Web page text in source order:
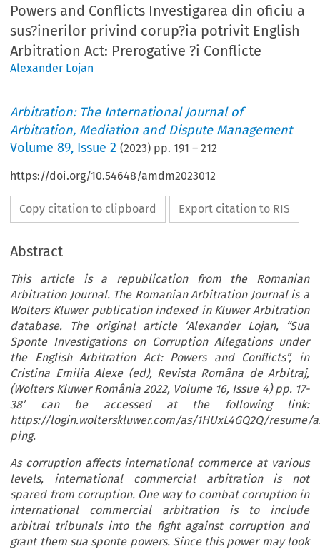
Powers and Conflicts Investigarea din oficiu a
sus?inerilor privind corup?ia potrivit English
Arbitration Act: Prerogative ?i Conflicte
Alexander Lojan
Arbitration: The International Journal of
Arbitration, Mediation and Dispute Management
Volume89, Issue 2 (2023) pp.191 –212
https://doi.org/10.54648/amdm2023012
Copy citation to clipboard Export citation to RIS
Abstract
This article is a republication from the Romanian
Arbitration Journal. The Romanian Arbitration Journal is a
Wolters Kluwer publication indexed in Kluwer Arbitration
database. The original article ‘Alexander Lojan, “Sua
Sponte Investigations on Corruption Allegations under
the English Arbitration Act: Powers and Conflicts”, in
Cristina Emilia Alexe (ed), Revista Româna de Arbitraj,
(Wolters Kluwer România 2022, Volume 16, Issue 4) pp. 17-
38’ can be accessed at the following link:
https://login.wolterskluwer.com/as/1HUxL4GQ2Q/resume/
ping.
As corruption affects international commerce at various
levels, international commercial arbitration is not
spared from corruption. One way to combat corruption in
international commercial arbitration is to include
arbitral tribunals into the fight against corruption and
grant them sua sponte powers. Since this power may look